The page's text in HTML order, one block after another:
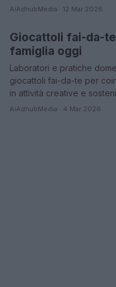
AiAdhubMedia · 12 Mar 2026
FAI DA TE E CREATIVITÀ
Giocattoli fai-da-
famiglia oggi
Laboratori e pratiche
giocattoli fai-da-te per
in attività creative e
AiAdhubMedia · 4 Mar 2026